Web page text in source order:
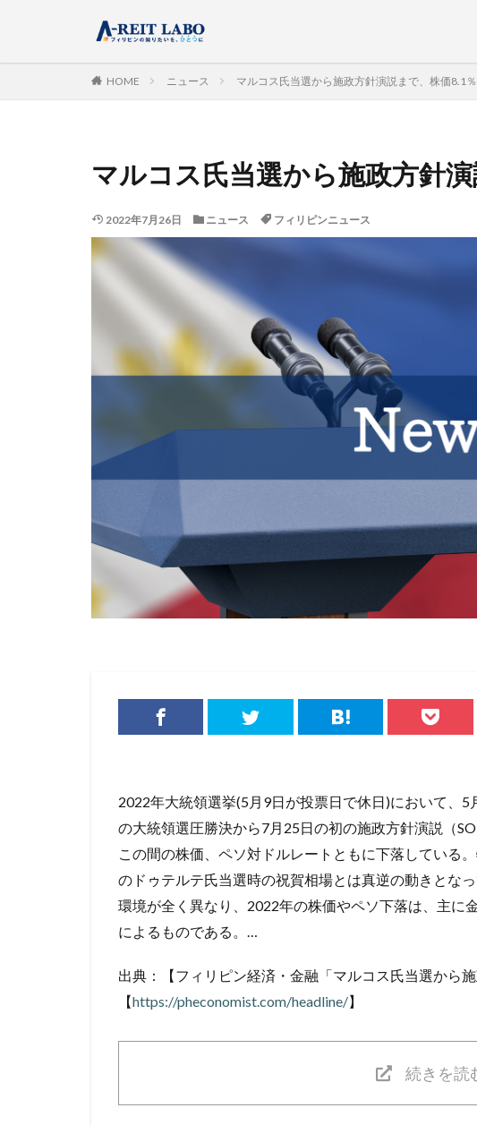
HOME ニュース マルコス氏当選から施政方針演説まで、株価8.1
マルコス氏当選から施政方針
2022年7月26日 ニュース フィリピンニュース
2022年大統領選挙(5月9日が投票日で休日)において、
の大統領選圧勝決から7月25日の初の施政方針演説（
この間の株価、ペソ対ドルレートともに下落している
のドゥテルテ氏当選時の祝賀相場とは真逆の動きとな
環境が全く異なり、2022年の株価やペソ下落は、主に
によるものである。…
出典：【フィリピン経済・金融「マルコス氏当選から
【https://pheconomist.com/headline/】
続きを読